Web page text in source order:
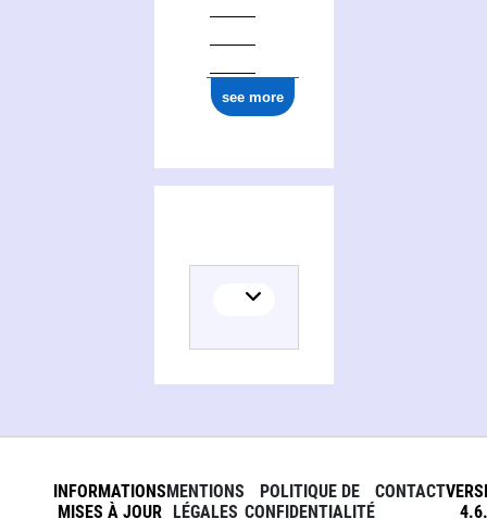
see more
INFORMATIONS
MISES À JOUR
MENTIONS
LÉGALES
POLITIQUE DE
CONFIDENTIALITÉ
CONTACT